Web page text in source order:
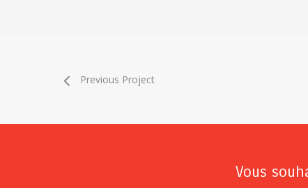
Previous Project
Vous